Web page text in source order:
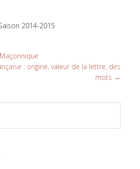
2014-2015
: origine, valeur de la lettre, des
mots →